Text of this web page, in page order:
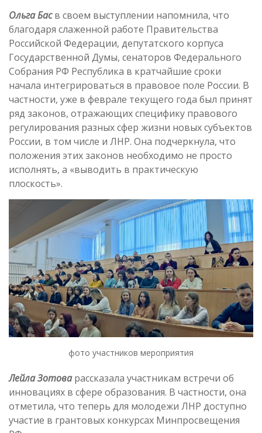
Ольга Басв своем выступлении напомнила, что
благодаря слаженной работе Правительства
Российской Федерации, депутатского корпуса
Государственной Думы, сенаторов Федерального
Собрания РФ Республика в кратчайшие сроки
начала интегрироваться в правовое поле России. В
частности, уже в феврале текущего года был принят
ряд законов, отражающих специфику правового
регулирования разных сфер жизни новых субъектов
России, в том числе и ЛНР. Она подчеркнула, что
положения этих законов необходимо не просто
исполнять, а «выводить в практическую
плоскость».
фото участников мероприятия
Лейла Зотоварассказала участникам встречи об
инновациях в сфере образования. В частности, она
отметила, что теперь для молодежи ЛНР доступно
участие в грантовых конкурсах Минпросвещения